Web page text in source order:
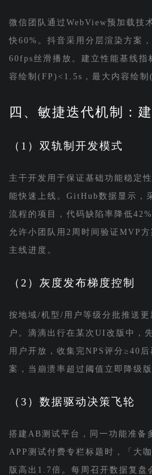
微信团队通过WebView预加载技
快60%。抖音采用分层渲染方案
60fps丝滑播放。建立性能基线指
容绘制(FP)<1.5s，最大内容绘制
四、敏捷迭代机制：
（1）双轨制开发模式
主干开发用于保证基础功能稳定
能快速上线。GitHub数据显示，
流程的项目，代码缺陷率降低
允许小团队用2周时间验证MVP
主线进度。
（2）灰度发布梯度控制
按地域/机型/用户等级分批推送更
户。滴滴出行在某次UI改版中，
用户开放，收集完NPS评分≥40
案，当崩溃率超过阈值立即降级版
（3）数据驱动决策飞轮
搭建AB测试平台，同一功能准备
APP测试付费专栏标题时，「大
版高出1.7倍。每周召开数据复盘